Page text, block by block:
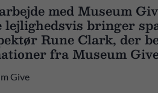
med Museum
lejlighedsvis bringer
Rune Clark, der
fra Museum
Give